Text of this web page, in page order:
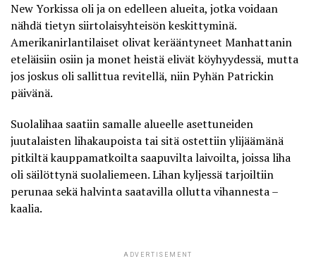
New Yorkissa oli ja on edelleen alueita, jotka voidaan
nähdä tietyn siirtolaisyhteisön keskittyminä.
Amerikanirlantilaiset olivat kerääntyneet Manhattanin
eteläisiin osiin ja monet heistä elivät köyhyydessä, mutta
jos joskus oli sallittua revitellä, niin Pyhän Patrickin
päivänä.
Suolalihaa saatiin samalle alueelle asettuneiden
juutalaisten lihakaupoista tai sitä ostettiin ylijäämänä
pitkiltä kauppamatkoilta saapuvilta laivoilta, joissa liha
oli säilöttynä suolaliemeen. Lihan kyljessä tarjoiltiin
perunaa sekä halvinta saatavilla ollutta vihannesta –
kaalia.
ADVERTISEMENT